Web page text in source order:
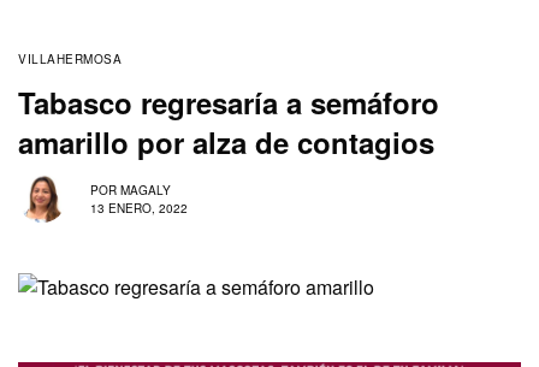
VILLAHERMOSA
Tabasco regresaría a semáforo
amarillo por alza de contagios
POR MAGALY
13 ENERO, 2022